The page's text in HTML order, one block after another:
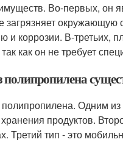
Во-первых, он
и коррозии. В-третьих,
как он не требует
Одним
продуктов.
Третий тип - это